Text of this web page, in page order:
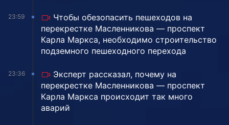
23:59
Чтобы обезопасить пешеходов на
перекрестке Масленникова — проспект
Карла Маркса, необходимо строительство
подземного пешеходного перехода
23:36
Эксперт рассказал, почему на
перекрестке Масленникова — проспект
Карла Маркса происходит так много
аварий